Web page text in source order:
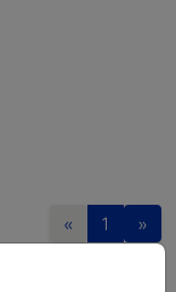
« 1 »